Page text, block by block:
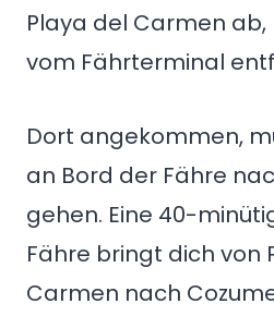
Playa del Carmen ab,
vom Fährterminal
Dort angekommen,
an Bord der Fähre
gehen. Eine 40-
Fähre bringt dich von
Carmen nach